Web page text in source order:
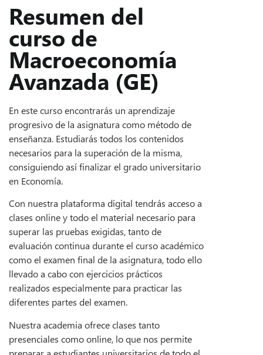
Resumen del
curso de
Macroeconomía
Avanzada (GE)
En este curso encontrarás un aprendizaje
progresivo de la asignatura como método de
enseñanza. Estudiarás todos los contenidos
necesarios para la superación de la misma,
consiguiendo así finalizar el grado universitario
en Economía.
Con nuestra plataforma digital tendrás acceso a
clases online y todo el material necesario para
superar las pruebas exigidas, tanto de
evaluación continua durante el curso académico
como el examen final de la asignatura, todo ello
llevado a cabo con ejercicios prácticos
realizados especialmente para practicar las
diferentes partes del examen.
Nuestra academia ofrece clases tanto
presenciales como online, lo que nos permite